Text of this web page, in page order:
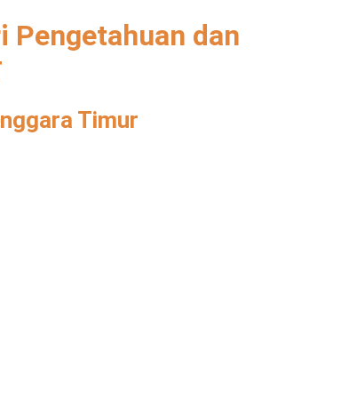
Pengetahuan dan
Timur